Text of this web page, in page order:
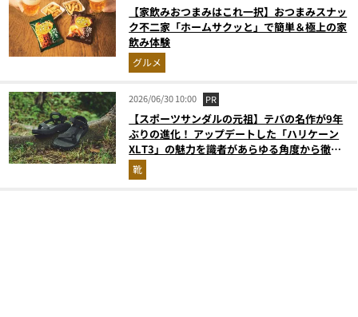
【家飲みおつまみはこれ一択】おつまみスナッ
ク不二家「ホームサクッと」で簡単＆極上の家
飲み体験
グルメ
2026/06/30 10:00 PR
【スポーツサンダルの元祖】テバの名作が9年
ぶりの進化！ アップデートした「ハリケーン
XLT3」の魅力を識者があらゆる角度から徹底
解説！
靴